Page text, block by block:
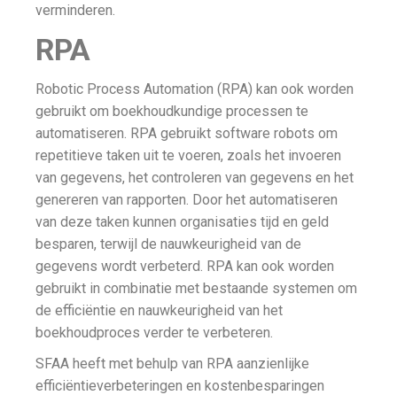
verminderen.
RPA
Robotic Process Automation (RPA) kan ook worden
gebruikt om boekhoudkundige processen te
automatiseren. RPA gebruikt software robots om
repetitieve taken uit te voeren, zoals het invoeren
van gegevens, het controleren van gegevens en het
genereren van rapporten. Door het automatiseren
van deze taken kunnen organisaties tijd en geld
besparen, terwijl de nauwkeurigheid van de
gegevens wordt verbeterd. RPA kan ook worden
gebruikt in combinatie met bestaande systemen om
de efficiëntie en nauwkeurigheid van het
boekhoudproces verder te verbeteren.
SFAA heeft met behulp van RPA aanzienlijke
efficiëntieverbeteringen en kostenbesparingen